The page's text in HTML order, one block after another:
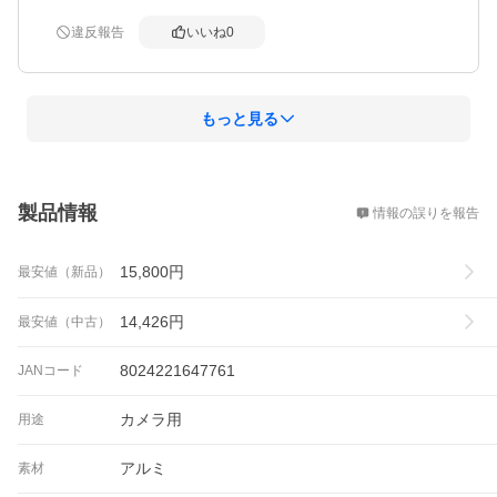
違反報告 いいね0
もっと見る
製品情報 情報の誤りを報告
最安値（新品） 15,800円
最安値（中古） 14,426円
JANコード 8024221647761
用途 カメラ用
素材 アルミ